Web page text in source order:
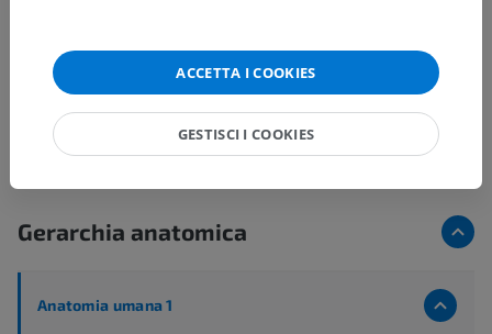
Gerarchia anatomica
Anatomia umana 1
ACCETTA I COOKIES
GESTISCI I COOKIES